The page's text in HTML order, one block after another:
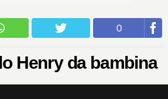
0
Henry da bambina